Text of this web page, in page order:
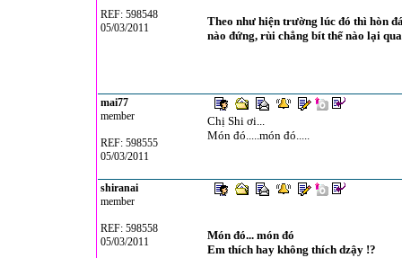
REF: 598548
05/03/2011
Theo như hiện trường lúc đó thì hòn
nào đứng, rùi chẳng bít thế nào lại
mai77
member
REF: 598555
05/03/2011
Chị Shi ơi...
Món đó.....món đó.....
shiranai
member
REF: 598558
05/03/2011
Món đó... món đó
Em thích hay không thích dzậy !?